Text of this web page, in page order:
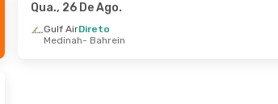
1 Escala
Bahrein
Qua., 26 De Ago.
Gulf AirDireto
Medinah- Bahrein